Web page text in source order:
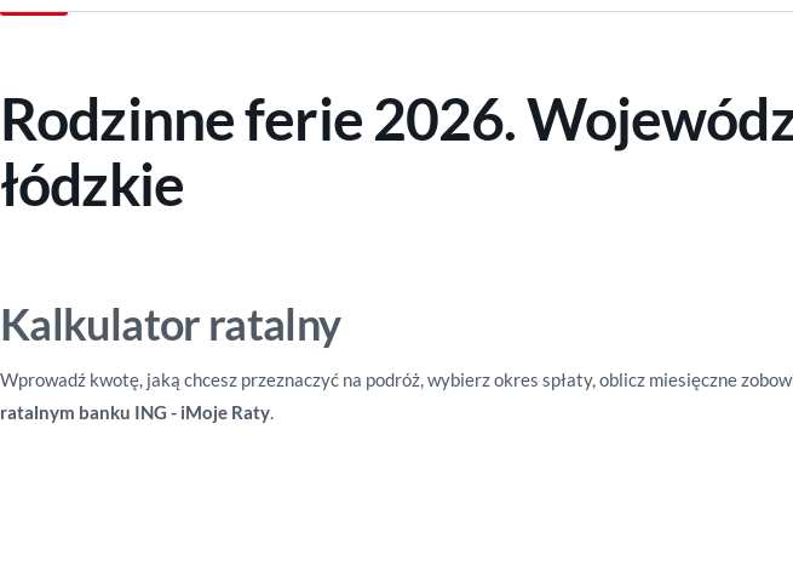
Rodzinne ferie 2026.
łódzkie
Kalkulator ratalny
Wprowadź kwotę, jaką chcesz przeznaczyć na podróż, wybierz okres spłaty, oblicz miesięczne
ratalnym banku ING - iMoje Raty.